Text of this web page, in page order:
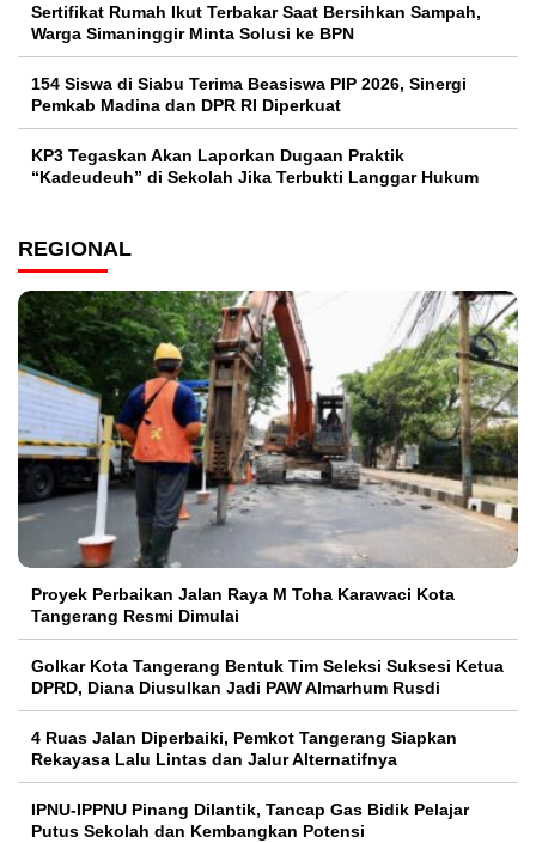
Sertifikat Rumah Ikut Terbakar Saat Bersihkan Sampah,
Warga Simaninggir Minta Solusi ke BPN
154 Siswa di Siabu Terima Beasiswa PIP 2026, Sinergi
Pemkab Madina dan DPR RI Diperkuat
KP3 Tegaskan Akan Laporkan Dugaan Praktik
“Kadeudeuh” di Sekolah Jika Terbukti Langgar Hukum
REGIONAL
Proyek Perbaikan Jalan Raya M Toha Karawaci Kota
Tangerang Resmi Dimulai
Golkar Kota Tangerang Bentuk Tim Seleksi Suksesi Ketua
DPRD, Diana Diusulkan Jadi PAW Almarhum Rusdi
4 Ruas Jalan Diperbaiki, Pemkot Tangerang Siapkan
Rekayasa Lalu Lintas dan Jalur Alternatifnya
IPNU-IPPNU Pinang Dilantik, Tancap Gas Bidik Pelajar
Putus Sekolah dan Kembangkan Potensi